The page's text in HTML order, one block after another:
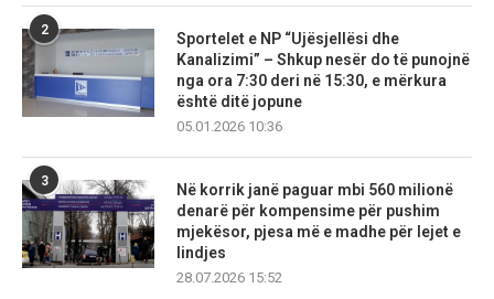
2
Sportelet e NP “Ujësjellësi dhe
Kanalizimi” – Shkup nesër do të punojnë
nga ora 7:30 deri në 15:30, e mërkura
është ditë jopune
05.01.2026 10:36
3
Në korrik janë paguar mbi 560 milionë
denarë për kompensime për pushim
mjekësor, pjesa më e madhe për lejet e
lindjes
28.07.2026 15:52